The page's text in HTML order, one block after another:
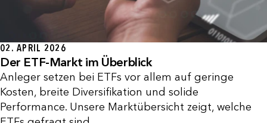
02. APRIL 2026
Der ETF-Markt im Überblick
Anleger setzen bei ETFs vor allem auf geringe
Kosten, breite Diversifikation und solide
Performance. Unsere Marktübersicht zeigt, welche